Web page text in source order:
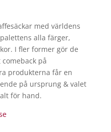
med världens
alla färger,
I fler former gör de
på
produkterna får en
på ursprung & valet
för hand.